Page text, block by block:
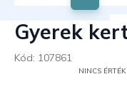
Gyerek
Kód: 107861
NINCS